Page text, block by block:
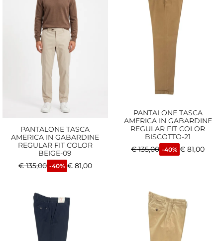
PANTALONE TASCA
AMERICA IN GABARDINE
REGULAR FIT COLOR
BEIGE-09
€135,00 -40% €81,00
PANTALONE TASCA
AMERICA IN GABARDINE
REGULAR FIT COLOR
BISCOTTO-21
€135,00 -40% € 81,00